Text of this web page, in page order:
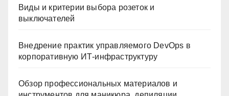
Виды и критерии выбора розеток и
выключателей
Внедрение практик управляемого DevOps в
корпоративную ИТ-инфраструктуру
Обзор профессиональных материалов и